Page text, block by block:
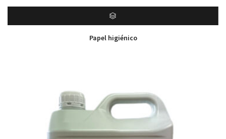
Papel higiénico